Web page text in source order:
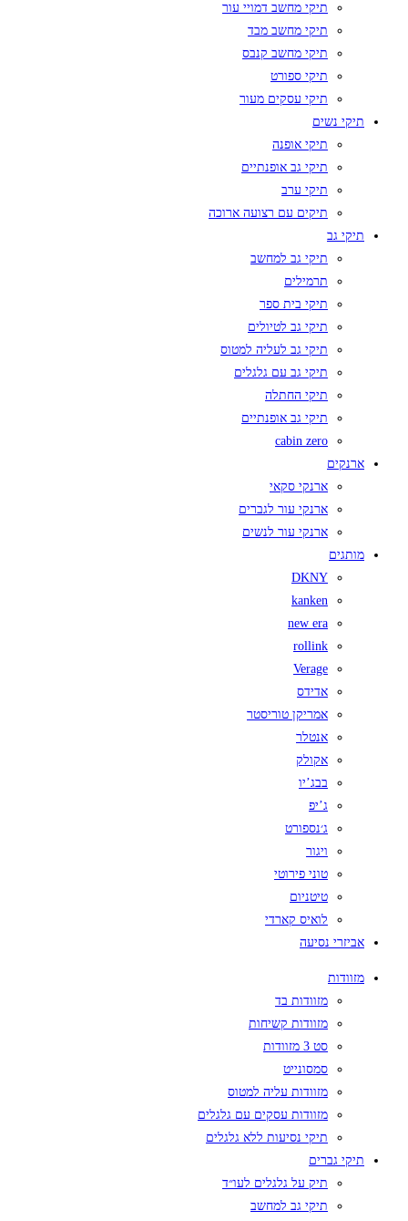
תיקי מחשב דמויי עור
תיקי מחשב מבד
תיקי מחשב קנבס
תיקי ספורט
תיקי עסקים מעור
תיקי נשים
תיקי אופנה
תיקי גב אופנתיים
תיקי ערב
תיקים עם רצועה ארוכה
תיקי גב
תיקי גב למחשב
תרמילים
תיקי בית ספר
תיקי גב לטיולים
תיקי גב לעליה למטוס
תיקי גב עם גלגלים
תיקי החתלה
תיקי גב אופנתיים
cabin zero
ארנקים
ארנקי סקאי
ארנקי עור לגברים
ארנקי עור לנשים
מותגים
DKNY
kanken
new era
rollink
Verage
אדידס
אמריקן טוריסטר
אנטלר
אקולק
בבג’יו
ג’יפ
ג׳נספורט
ויגור
טוני פירוטי
טיטניום
לואיס קארדי
אביזרי נסיעה
מזוודות
מזוודות בד
מזוודות קשיחות
סט 3 מזוודות
סמסונייט
מזוודות עליה למטוס
מזוודות עסקים עם גלגלים
תיקי נסיעות ללא גלגלים
תיקי גברים
תיק על גלגלים לעו״ד
תיקי גב למחשב